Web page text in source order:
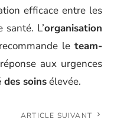
efficace entre les
L’organisation
leteam-
aux urgences
soinsélevée.
ARTICLE SUIVANT